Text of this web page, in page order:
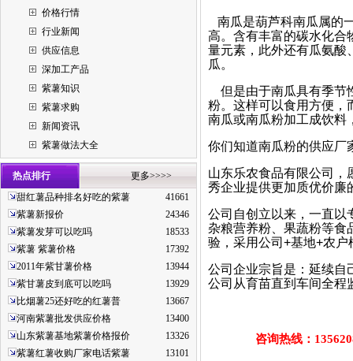
价格行情
行业新闻
供应信息
深加工产品
紫薯知识
紫薯求购
新闻资讯
紫薯做法大全
热点排行
更多>>>>
甜红薯品种排名好吃的紫薯
41661
紫薯新报价
24346
紫薯发芽可以吃吗
18533
紫薯 紫薯价格
17392
2011年紫甘薯价格
13944
紫甘薯皮到底可以吃吗
13929
比烟薯25还好吃的红薯普
13667
河南紫薯批发供应价格
13400
山东紫薯基地紫薯价格报价
13326
紫薯红薯收购厂家电话紫薯
13101
南瓜是葫芦科南瓜属的
高。含有丰富的碳水化合
量元素，此外还有瓜氨酸
瓜。
但是由于南瓜具有季节
粉。这样可以食用方便，
南瓜或南瓜粉加工成饮料
你们知道南瓜粉的供应厂
山东乐农食品有限公司，
秀企业提供更加质优价廉
公司自创立以来，一直以
杂粮营养粉、果蔬粉等食
验，采用公司+基地+农户
公司企业宗旨是：延续自
公司从育苗直到车间全程
咨询热线：